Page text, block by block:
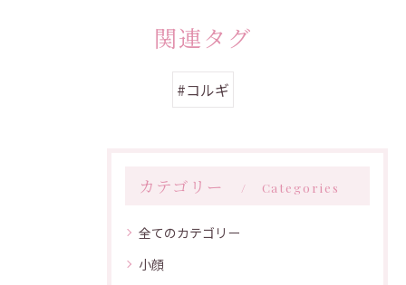
関連タグ
#コルギ
カテゴリー Categories
全てのカテゴリー
小顔